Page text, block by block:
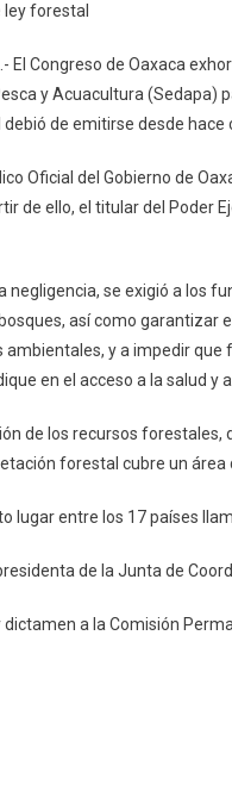
Congreso
Ejecutivo
Expida
Reglamento
Ley
Forestal
ley forestal
Congreso de Oaxaca
y Acuacultura (Sedapa)
de emitirse desde hace
Oficial del Gobierno de
de ello, el titular del Poder
se exigió a los
así como garantizar
ambientales, y a impedir
en el acceso a la salud y
de los recursos forestales,
forestal cubre un
lugar entre los 17 países
de la Junta de
a la Comisión